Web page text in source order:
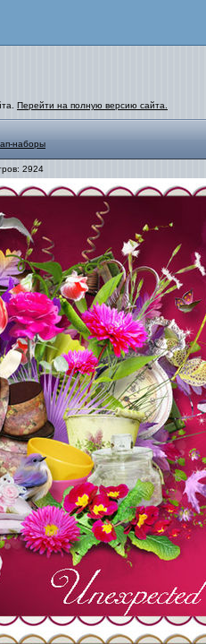
Перейти на полную версию сайта.
наборы
2924